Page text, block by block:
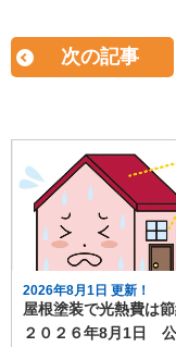
次の記事
2026年8月1日 更新！